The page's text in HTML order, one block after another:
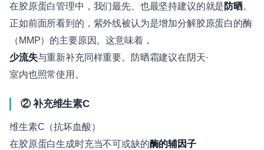
在胶原蛋白管理中，我们最先、也最坚持建议的就是 防晒。
正如前面所看到的，紫外线被认为是增加分解胶原蛋白的酶
（MMP）的主要原因。这意味着，
少流失与重新补充同样重要。防晒霜建议在阴天·
室内也照常使用。
② 补充维生素C
维生素C（抗坏血酸）
在胶原蛋白生成时充当不可或缺的酶的辅因子